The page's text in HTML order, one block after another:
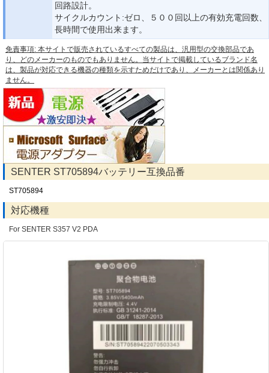
回路設計。
サイクルカウント:ゼロ、５００回以上の有効充電回数、
長時間で使用出来ます。
免責事項: 本サイトで販売されているすべての製品は、汎用型の交換部品であ
り、どのメーカーのものでもありません。当サイトで掲載しているブランド名
は、製品が対応できる機器の種類を示すためだけであり、メーカーとは関係あり
ません。
SENTER ST705894バッテリー互換品番
ST705894
対応機種
For SENTER S357 V2 PDA